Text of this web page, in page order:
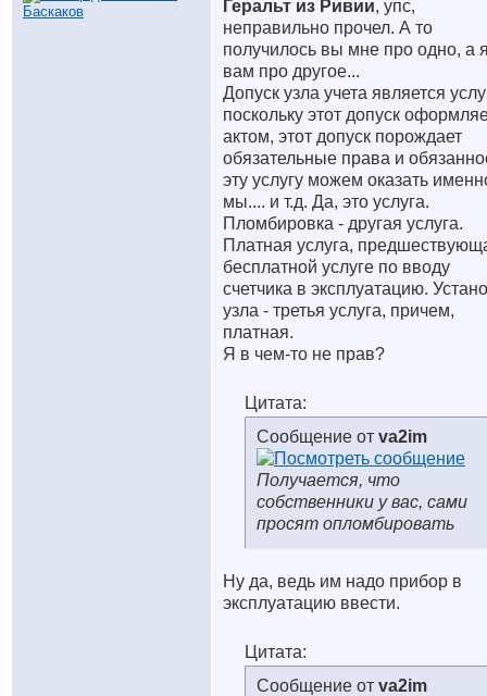
Геральт из Ривии, упс,
неправильно прочел. А то
получилось вы мне про одно, а
вам про другое...
Допуск узла учета является
поскольку этот допуск
актом, этот допуск порождает
обязательные права и
эту услугу можем оказать
мы.... и т.д. Да, это услуга.
Пломбировка - другая услуга.
Платная услуга,
бесплатной услуге по вводу
счетчика в эксплуатацию.
узла - третья услуга, причем,
платная.
Я в чем-то не прав?
Цитата:
Сообщение от va2im
Получается, что
собственники у вас, сами
просят опломбировать
Ну да, ведь им надо прибор в
эксплуатацию ввести.
Цитата:
Сообщение от va2im